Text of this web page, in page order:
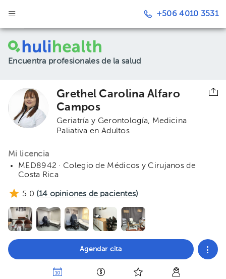
+506 4010 3531
Encuentra profesionales de la salud
Grethel Carolina Alfaro
Campos
Geriatría y Gerontología
Medicina
Paliativa en Adultos
Mi licencia
MED8942 · Colegio de Médicos y Cirujanos de
Costa Rica
5.0 (14 opiniones de pacientes)
Agendar cita